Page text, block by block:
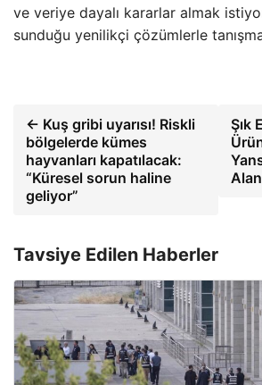
ve veriye dayalı kararlar almak
sunduğu yenilikçi çözümlerle
← Kuş gribi uyarısı! Riskli
bölgelerde kümes
hayvanları kapatılacak:
“Küresel sorun haline
geliyor”
Şık
Tavsiye Edilen Haberler